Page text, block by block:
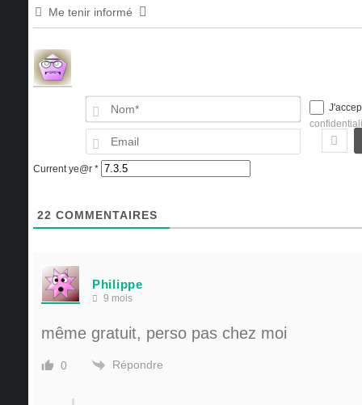
Me tenir informé
Nom*
Current ye@r *
22 COMMENTAIRES
Philippe
9 mois
même gratuit, perso pas chez moi
0 Répondre